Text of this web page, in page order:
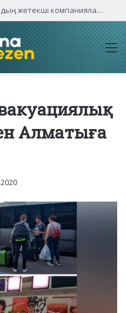
Қасым-Жомарт Тоқаев Қытайдың жетекші компаниялары басшыларымен кездесті
Алматыға